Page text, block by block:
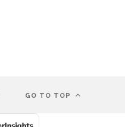
GO TO TOP